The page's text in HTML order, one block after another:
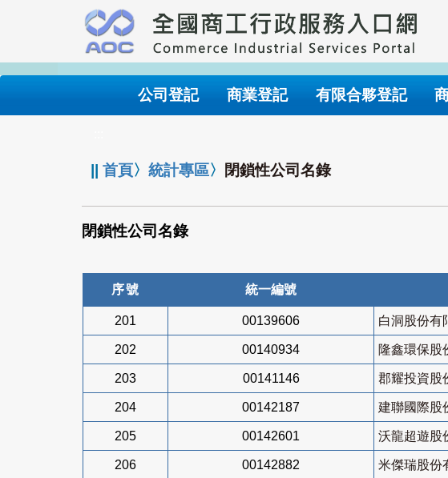
要
內
公司登記 商業登記 有限合夥登記
||首頁〉統計專區〉 閉鎖性公司名錄
閉鎖性公司名錄
序號 統一編號
201 00139606 白洞股份有
202 00140934 隆鑫環保股
203 00141146 郡耀投資股
204 00142187 建聯國際股
205 00142601 沃龍超遊股
206 00142882 米傑瑞股份